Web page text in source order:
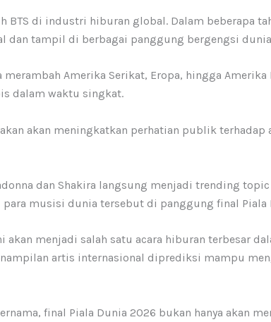
di industri hiburan global. Dalam beberapa
dan tampil di berbagai panggung bergengsi
Amerika Serikat, Eropa, hingga
dalam waktu singkat.
akan meningkatkan perhatian publik
dan Shakira langsung menjadi trending topic
musisi dunia tersebut di panggung final Piala
menjadi salah satu acara hiburan terbesar
artis internasional diprediksi mampu
final Piala Dunia 2026 bukan hanya akan